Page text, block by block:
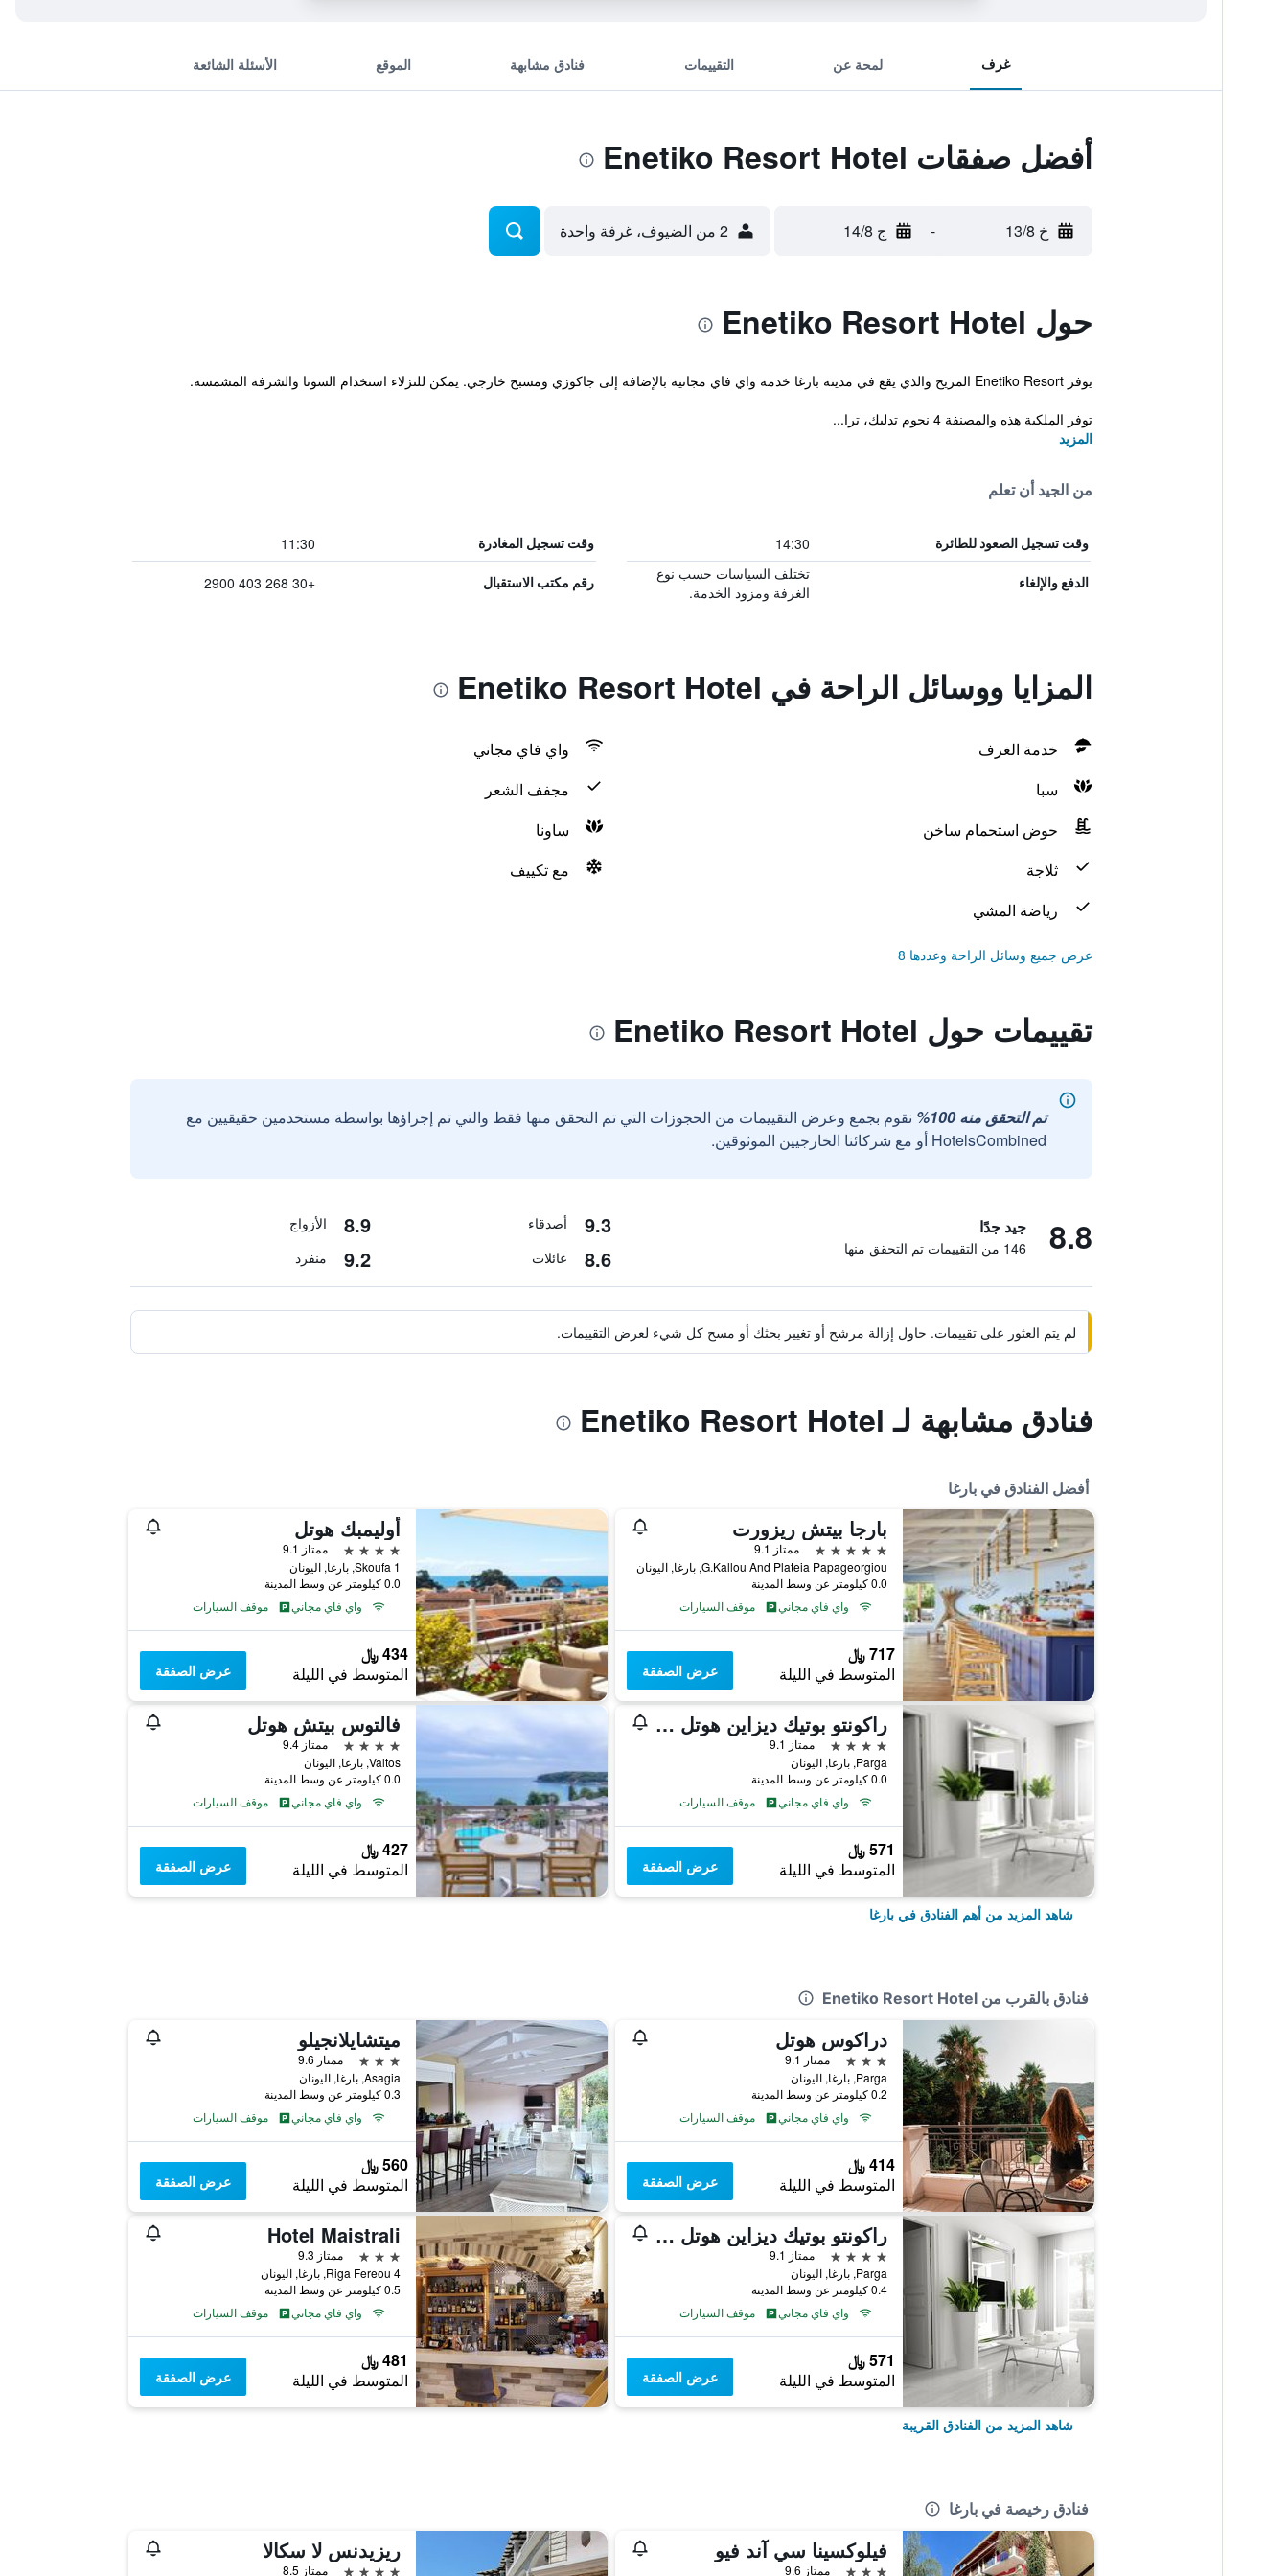
غرف لمحة عن التقييمات فنادق مشابهة الموقع الأسئلة الشائعة
أفضل صفقات Enetiko Resort Hotel
خ 13/8 - ج 14/8 2 من الضيوف، غرفة واحدة
حول Enetiko Resort Hotel
يوفر Enetiko Resort المريح والذي يقع في مدينة بارغا خدمة واي فاي مجانية بالإضافة إلى جاكوزي ومسبح خارجي. يمكن للنزلاء استخدام السونا والشرفة المشمسة.
توفر الملكية هذه والمصنفة 4 نجوم تدليك، ترا...
المزيد
من الجيد أن تعلم
وقت تسجيل الصعود للطائرة 14:30 وقت تسجيل المغادرة 11:30
الدفع والإلغاء
تختلف السياسات حسب نوع
الغرفة ومزود الخدمة.
رقم مكتب الاستقبال +30 268 403 2900
المزايا ووسائل الراحة في Enetiko Resort Hotel
خدمة الغرف
واي فاي مجاني
سبا
مجفف الشعر
حوض استحمام ساخن
ساونا
ثلاجة
مع تكييف
رياضة المشي
عرض جميع وسائل الراحة وعددها 8
تقييمات حول Enetiko Resort Hotel
تم التحقق منه 100%
نقوم بجمع وعرض التقييمات من الحجوزات التي تم التحقق منها فقط والتي تم إجراؤها بواسطة مستخدمين حقيقيين مع
HotelsCombined أو مع شركائنا الخارجيين الموثوقين.
8.8 جيد جدًا
146 من التقييمات تم التحقق منها
9.3 أصدقاء 8.9 الأزواج
8.6 عائلات 9.2 منفرد
لم يتم العثور على تقييمات. حاول إزالة مرشح أو تغيير بحثك أو مسح كل شيء لعرض التقييمات.
فنادق مشابهة لـ Enetiko Resort Hotel
أفضل الفنادق في بارغا
بارجا بيتش ريزورت
5 نجوم
ممتاز 9.1
G.Kallou And Plateia Papageorgiou, بارغا, اليونان
0.0 كيلومتر عن وسط المدينة
واي فاي مجاني
موقف السيارات
717 ﷼
المتوسط في الليلة عرض الصفقة
أوليمبك هوتل
4 نجوم
ممتاز 9.1
Skoufa 1, بارغا, اليونان
0.0 كيلومتر عن وسط المدينة
واي فاي مجاني
موقف السيارات
434 ﷼
المتوسط في الليلة عرض الصفقة
راكونتو بوتيك ديزاين هوتل - للبالغين فقط
4 نجوم
ممتاز 9.1
Parga, بارغا, اليونان
0.0 كيلومتر عن وسط المدينة
واي فاي مجاني
موقف السيارات
571 ﷼
المتوسط في الليلة عرض الصفقة
فالتوس بيتش هوتل
4 نجوم
ممتاز 9.4
Valtos, بارغا, اليونان
0.0 كيلومتر عن وسط المدينة
واي فاي مجاني
موقف السيارات
427 ﷼
المتوسط في الليلة عرض الصفقة
شاهد المزيد من أهم الفنادق في بارغا
فنادق بالقرب من Enetiko Resort Hotel
دراكوس هوتل
3 نجوم
ممتاز 9.1
Parga, بارغا, اليونان
0.2 كيلومتر عن وسط المدينة
واي فاي مجاني
موقف السيارات
414 ﷼
المتوسط في الليلة عرض الصفقة
ميتشايلانجيلو
3 نجوم
ممتاز 9.6
Asagia, بارغا, اليونان
0.3 كيلومتر عن وسط المدينة
واي فاي مجاني
موقف السيارات
560 ﷼
المتوسط في الليلة عرض الصفقة
راكونتو بوتيك ديزاين هوتل - للبالغين فقط
4 نجوم
ممتاز 9.1
Parga, بارغا, اليونان
0.4 كيلومتر عن وسط المدينة
واي فاي مجاني
موقف السيارات
571 ﷼
المتوسط في الليلة عرض الصفقة
Hotel Maistrali
3 نجوم
ممتاز 9.3
Riga Fereou 4, بارغا, اليونان
0.5 كيلومتر عن وسط المدينة
واي فاي مجاني
موقف السيارات
481 ﷼
المتوسط في الليلة عرض الصفقة
شاهد المزيد من الفنادق القريبة
فنادق رخيصة في بارغا
فيلوكسينا سي آند فيو
3 نجوم ممتاز 9.6
ريزيدنس لا سكالا
4 نجوم ممتاز 8.5